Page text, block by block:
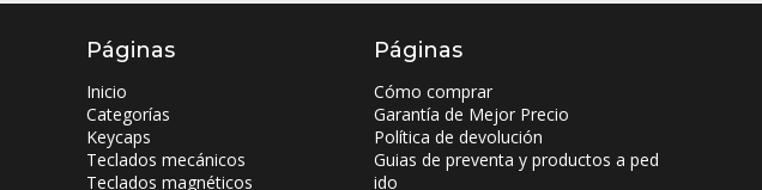
Páginas
Inicio
Categorías
Keycaps
Teclados mecánicos
Teclados magnéticos
Páginas
Cómo comprar
Garantía de Mejor Precio
Política de devolución
Guias de preventa y productos a ped
ido